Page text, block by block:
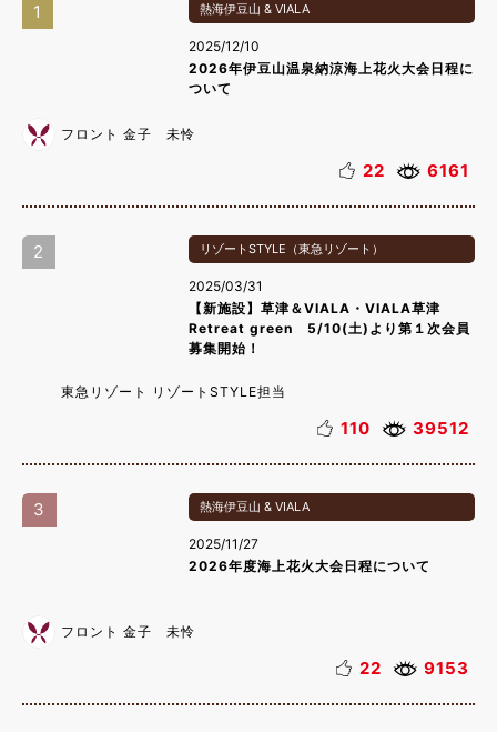
1 熱海伊豆山 & VIALA
2025/12/10
2026年伊豆山温泉納涼海上花火大会日程に
ついて
フロント 金子 未怜
22 6161
2 リゾートSTYLE（東急リゾート）
2025/03/31
【新施設】草津＆VIALA・VIALA草津
Retreat green 5/10(土)より第１次会員
募集開始！
東急リゾート リゾートSTYLE担当
110 39512
3 熱海伊豆山 & VIALA
2025/11/27
2026年度海上花火大会日程について
フロント 金子 未怜
22 9153